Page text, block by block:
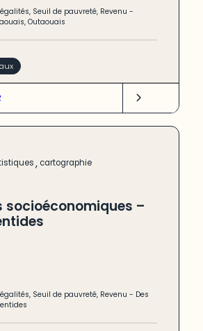
, Seuil de pauvreté, Revenu -
,Outaouais
, cartographie
socioéconomiques –
, Seuil de pauvreté, Revenu - Des